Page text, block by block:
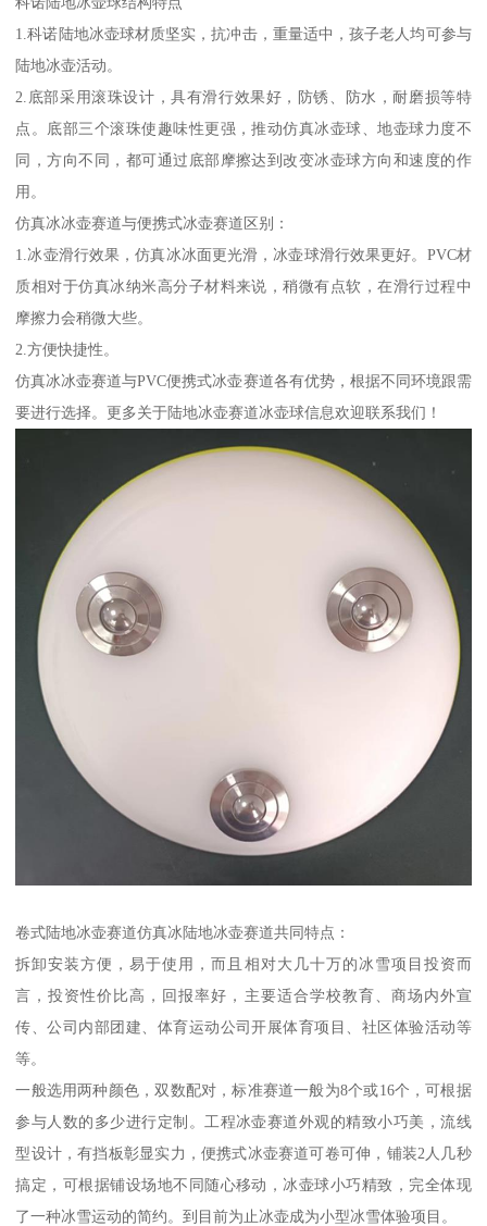
1.科诺陆地冰壶球材质坚实，抗冲击，重量适中，孩子老人均可参与
陆地冰壶活动。
2.底部采用滚珠设计，具有滑行效果好，防锈、防水，耐磨损等特
点。底部三个滚珠使趣味性更强，推动仿真冰壶球、地壶球力度不
同，方向不同，都可通过底部摩擦达到改变冰壶球方向和速度的作
用。
仿真冰冰壶赛道与便携式冰壶赛道区别：
1.冰壶滑行效果，仿真冰冰面更光滑，冰壶球滑行效果更好。PVC材
质相对于仿真冰纳米高分子材料来说，稍微有点软，在滑行过程中
摩擦力会稍微大些。
2.方便快捷性。
仿真冰冰壶赛道与PVC便携式冰壶赛道各有优势，根据不同环境跟需
要进行选择。更多关于陆地冰壶赛道冰壶球信息欢迎联系我们！
卷式陆地冰壶赛道仿真冰陆地冰壶赛道共同特点：
拆卸安装方便，易于使用，而且相对大几十万的冰雪项目投资而
言，投资性价比高，回报率好，主要适合学校教育、商场内外宣
传、公司内部团建、体育运动公司开展体育项目、社区体验活动等
等。
一般选用两种颜色，双数配对，标准赛道一般为8个或16个，可根据
参与人数的多少进行定制。工程冰壶赛道外观的精致小巧美，流线
型设计，有挡板彰显实力，便携式冰壶赛道可卷可伸，铺装2人几秒
搞定，可根据铺设场地不同随心移动，冰壶球小巧精致，完全体现
了一种冰雪运动的简约。到目前为止冰壶成为小型冰雪体验项目。